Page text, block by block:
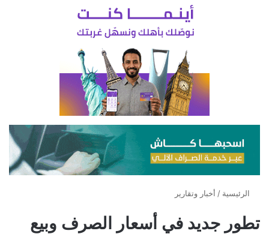
الرئيسية / أخبار وتقارير
تطور جديد في أسعار الصرف وبيع